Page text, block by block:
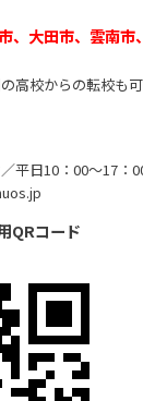
大田市、雲南市
高校からの転校も
平日10：00〜17：00
QRコード